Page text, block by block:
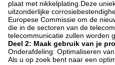
plaat met nikkelplating.Deze
uitzonderlijke
Europese Commissie om de
die in de sectoren van de
telecommunicatie zullen worden
Deel 2: Maak gebruik van je
Onderafdeling: Optimaliseren
Als u op zoek bent naar een